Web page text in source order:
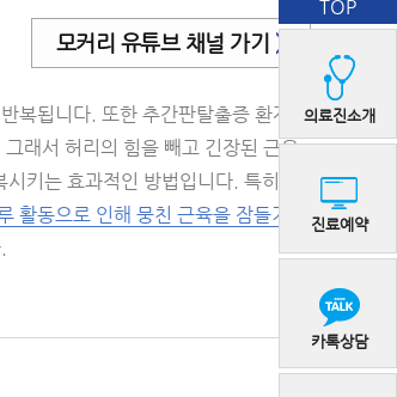
TOP
의료진소개
진료예약
카톡상담
모커리 유튜브 채널 가기 >
복됩니다. 또한 추간판탈출증 환자의
래서 허리의 힘을 빼고 긴장된 근육
키는 효과적인 방법입니다. 특히 허
활동으로 인해 뭉친 근육을 잠들기